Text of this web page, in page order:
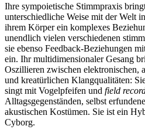
Ihre sympoietische Stimmpraxis
unterschiedliche Weise mit der Welt
ihrem Körper ein komplexes
unendlich vielen verschiedenen
sie ebenso Feedback-Beziehungen
ein. Ihr multidimensionaler Gesang
Oszillieren zwischen elektronischen,
und kreatürlichen Klangqualitäten:
singt mit Vogelpfeifen und field
Alltagsgegenständen, selbst
akustischen Kostümen. Sie ist ein
Cyborg.